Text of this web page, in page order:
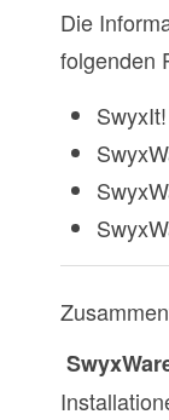
Die
folgenden